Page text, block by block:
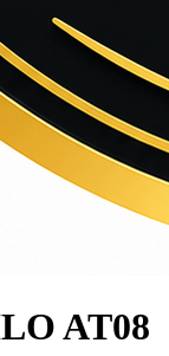
AT08